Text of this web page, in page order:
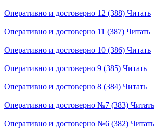
Оперативно и достоверно 12 (388) Читать
Оперативно и достоверно 11 (387) Читать
Оперативно и достоверно 10 (386) Читать
Оперативно и достоверно 9 (385) Читать
Оперативно и достоверно 8 (384) Читать
Оперативно и достоверно №7 (383) Читать
Оперативно и достоверно №6 (382) Читать